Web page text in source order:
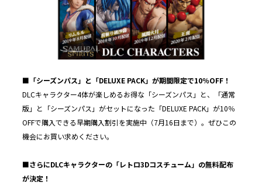
■「シーズンパス」と「DELUXE PACK」が期間限定で10％OFF！
DLCキャラクター4体が楽しめるお得な「シーズンパス」と、「通常
版」と「シーズンパス」がセットになった「DELUXE PACK」が10％
OFFで購入できる早期購入割引を実施中（7月16日まで）。ぜひこの
機会にお買い求めください。
■さらにDLCキャラクターの「レトロ3Dコスチューム」の無料配布
が決定！